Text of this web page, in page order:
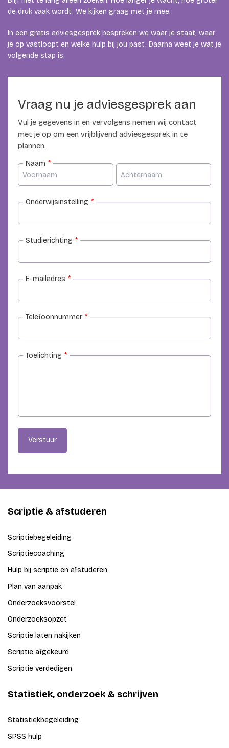
de druk vaak wordt. We kijken graag met je mee.
In een gratis adviesgesprek bespreken we waar je staat, waar
je op vastloopt en welke hulp bij jou past. Daarna weet je wat je
volgende stap is.
Vraag nu je adviesgesprek aan
Vul je gegevens in en vervolgens nemen wij contact
met je op om een vrijblijvend adviesgesprek in te
plannen.
Naam *
Onderwijsinstelling *
Studierichting *
E-mailadres *
Telefoonnummer *
Toelichting *
Verstuur
Scriptie & afstuderen
Scriptiebegeleiding
Scriptiecoaching
Hulp bij scriptie en afstuderen
Plan van aanpak
Onderzoeksvoorstel
Onderzoeksopzet
Scriptie laten nakijken
Scriptie afgekeurd
Scriptie verdedigen
Statistiek, onderzoek & schrijven
Statistiekbegeleiding
SPSS hulp